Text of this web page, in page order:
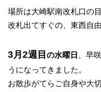
場所は大崎駅南改札口の
改札出てすぐの、東西自
3月2週目 の水曜日
、早
うになってきました。
お散歩がてらご自身や大